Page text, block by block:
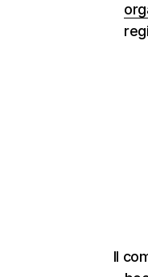
Il